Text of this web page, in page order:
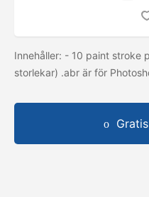
Innehåller: - 10 paint stroke
storlekar) .abr är för